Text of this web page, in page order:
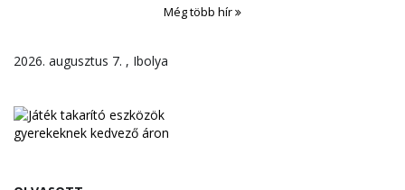
Még több hír
2026. augusztus 7. , Ibolya